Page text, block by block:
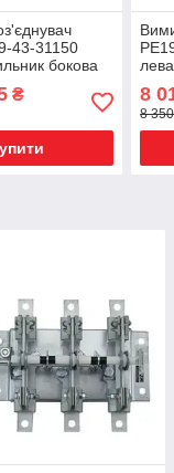
43-31150
бокова
₴ 8
8